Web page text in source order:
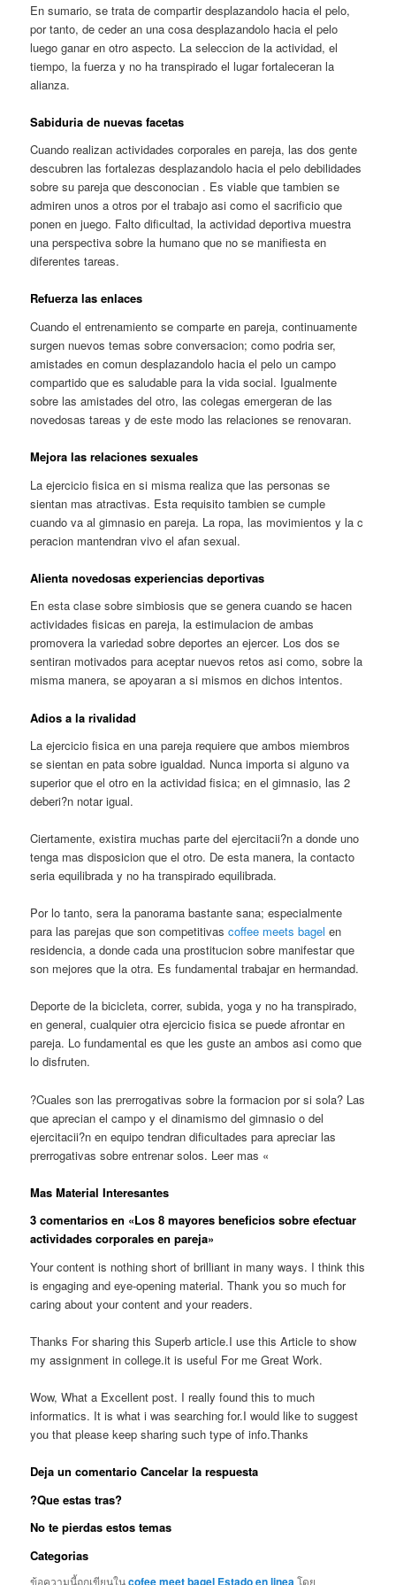
En sumario, se trata de compartir desplazandolo hacia el pelo,
por tanto, de ceder an una cosa desplazandolo hacia el pelo
luego ganar en otro aspecto. La seleccion de la actividad, el
tiempo, la fuerza y no ha transpirado el lugar fortaleceran la
alianza.
Sabiduria de nuevas facetas
Cuando realizan actividades corporales en pareja, las dos gente
descubren las fortalezas desplazandolo hacia el pelo debilidades
sobre su pareja que desconocian . Es viable que tambien se
admiren unos a otros por el trabajo asi­ como el sacrificio que
ponen en juego. Falto dificultad, la actividad deportiva muestra
una perspectiva sobre la humano que no se manifiesta en
diferentes tareas.
Refuerza las enlaces
Cuando el entrenamiento se comparte en pareja, continuamente
surgen nuevos temas sobre conversacion; como podri­a ser,
amistades en comun desplazandolo hacia el pelo un campo
compartido que es saludable para la vida social. Igualmente
sobre las amistades del otro, las colegas emergeran de las
novedosas tareas y de este modo las relaciones se renovaran.
Mejora las relaciones sexuales
La ejercicio fisica en si misma realiza que las personas se
sientan mas atractivas. Esta requisito tambien se cumple
cuando va al gimnasio en pareja. La ropa, las movimientos y la c
peracion mantendran vivo el afan sexual.
Alienta novedosas experiencias deportivas
En esta clase sobre simbiosis que se genera cuando se hacen
actividades fisicas en pareja, la estimulacion de ambas
promovera la variedad sobre deportes an ejercer. Los dos se
sentiran motivados para aceptar nuevos retos asi­ como, sobre la
misma manera, se apoyaran a si mismos en dichos intentos.
Adios a la rivalidad
La ejercicio fisica en una pareja requiere que ambos miembros
se sientan en pata sobre igualdad. Nunca importa si alguno va
superior que el otro en la actividad fisica; en el gimnasio, las 2
deberi?n notar igual.
Ciertamente, existira muchas parte del ejercitacii?n a donde uno
tenga mas disposicion que el otro. De esta manera, la contacto
seri­a equilibrada y no ha transpirado equilibrada.
Por lo tanto, sera la panorama bastante sana; especialmente
para las parejas que son competitivascoffee meets bagel en
residencia, a donde cada una prostitucion sobre manifestar que
son mejores que la otra. Es fundamental trabajar en hermandad.
Deporte de la bicicleta, correr, subida, yoga y no ha transpirado,
en general, cualquier otra ejercicio fi­sica se puede afrontar en
pareja. Lo fundamental es que les guste an ambos asi­ como que
lo disfruten.
?Cuales son las prerrogativas sobre la formacion por si sola? Las
que aprecian el campo y el dinamismo del gimnasio o del
ejercitacii?n en equipo tendran dificultades para apreciar las
prerrogativas sobre entrenar solos. Leer mas «
Mas Material Interesantes
3 comentarios en «Los 8 mayores beneficios sobre efectuar
actividades corporales en pareja»
Your content is nothing short of brilliant in many ways. I think this
is engaging and eye-opening material. Thank you so much for
caring about your content and your readers.
Thanks For sharing this Superb article.I use this Article to show
my assignment in college.it is useful For me Great Work.
Wow, What a Excellent post. I really found this to much
informatics. It is what i was searching for.I would like to suggest
you that please keep sharing such type of info.Thanks
Deja un comentario Cancelar la respuesta
?Que estas tras?
No te pierdas estos temas
Categorias
ข้อความนี้ถูกเขียนใน โดย